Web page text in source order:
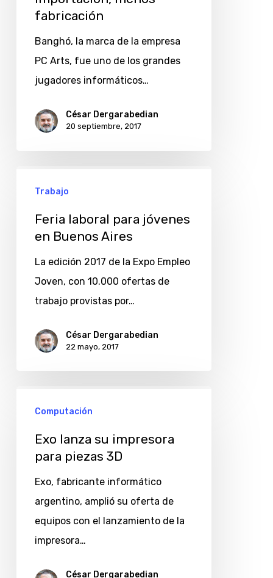
importación,
menos
fabricación
fabricación
Banghó, la marca de la empresa
PC Arts, fue uno de los grandes
jugadores informáticos…
César Dergarabedian
20 septiembre, 2017
laboral
jóvenes
Trabajo
Feria laboral para jóvenes
en Buenos Aires
La edición 2017 de la Expo Empleo
Joven, con 10.000 ofertas de
trabajo provistas por…
César Dergarabedian
22 mayo, 2017
lanza
impresora
Computación
Exo lanza su impresora
para piezas 3D
Exo, fabricante informático
argentino, amplió su oferta de
equipos con el lanzamiento de la
impresora…
César Dergarabedian